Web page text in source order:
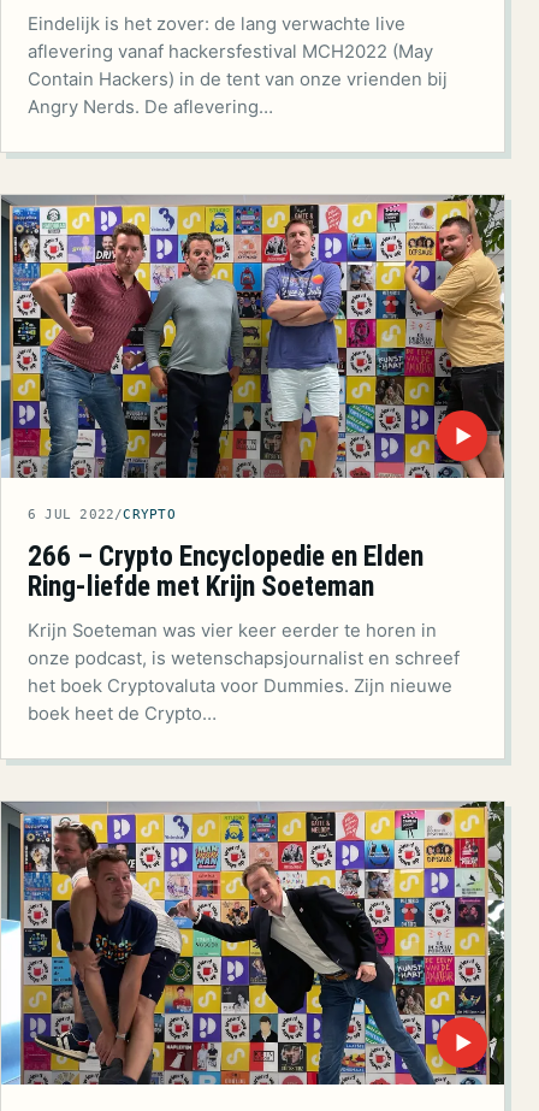
Eindelijk is het zover: de lang verwachte live
aflevering vanaf hackersfestival MCH2022 (May
Contain Hackers) in de tent van onze vrienden bij
Angry Nerds. De aflevering…
▶
6 JUL 2022/CRYPTO
266 – Crypto Encyclopedie en Elden
Ring-liefde met Krijn Soeteman
Krijn Soeteman was vier keer eerder te horen in
onze podcast, is wetenschapsjournalist en schreef
het boek Cryptovaluta voor Dummies. Zijn nieuwe
boek heet de Crypto…
▶